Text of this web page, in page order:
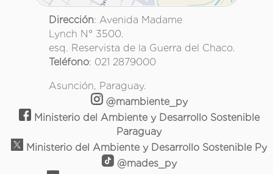
Dirección: Avenida Madame
Lynch N° 3500.
esq. Reservista de la Guerra del Chaco.
Teléfono: 021 2879000
Asunción, Paraguay.
@mambiente_py
Ministerio del Ambiente y Desarrollo Sostenible
Paraguay
Ministerio del Ambiente y Desarrollo Sostenible Py
@mades_py